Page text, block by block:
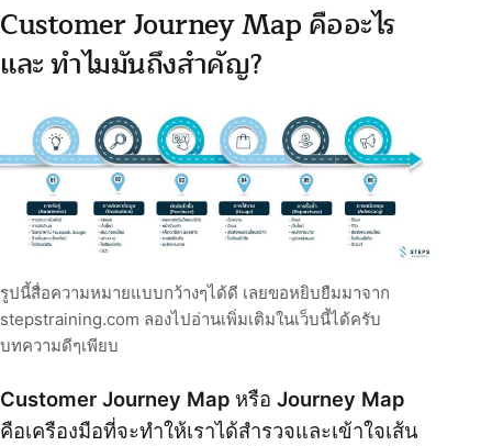
Customer Journey Map คืออะไร
และ ทำไมมันถึงสำคัญ?
รูปนี้สื่อความหมายแบบกว้างๆได้ดี เลยขอหยิบยืมมาจาก
stepstraining.com ลองไปอ่านเพิ่มเติมในเว็บนี้ได้ครับ
บทความดีๆเพียบ
Customer Journey Map หรือ Journey Map
คือเครืองมือที่จะทำให้เราได้สำรวจและเข้าใจเส้น